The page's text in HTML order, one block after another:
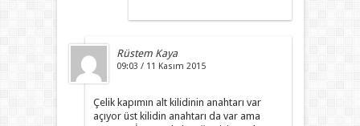
Rüstem Kaya
09:03 / 11 Kasım 2015
Çelik kapımın alt kilidinin anahtarı var
açıyor üst kilidin anahtarı da var ama